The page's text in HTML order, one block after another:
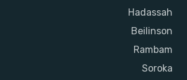
Hadassah
Beilinson
Rambam
Soroka